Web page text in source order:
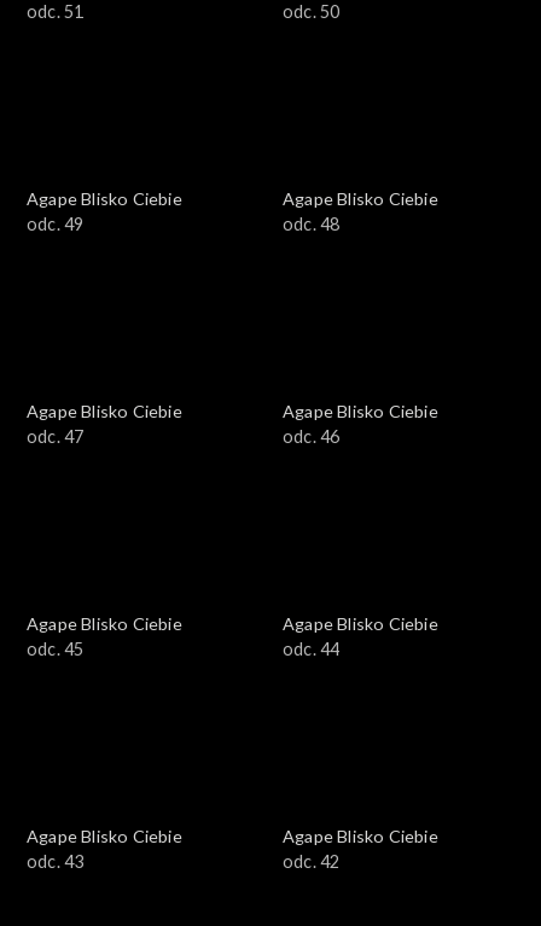
odc. 51
odc. 50
Agape Blisko Ciebie
odc. 49
Agape Blisko Ciebie
odc. 48
Agape Blisko Ciebie
odc. 47
Agape Blisko Ciebie
odc. 46
Agape Blisko Ciebie
odc. 45
Agape Blisko Ciebie
odc. 44
Agape Blisko Ciebie
odc. 43
Agape Blisko Ciebie
odc. 42